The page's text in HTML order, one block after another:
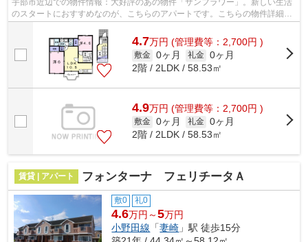
宇部市近辺での物件情報：大好評のあの物件「サンフラワー」。新しい生活
のスタートにおすすめなのが、こちらのアパートです。こちらの物件詳細に
つきましては、お気軽にご連絡下さい...
4.7万円 (管理費等：2,700円 )
敷金 0ヶ月 礼金 0ヶ月
2階 / 2LDK / 58.53㎡
4.9万円 (管理費等：2,700円 )
敷金 0ヶ月 礼金 0ヶ月
2階 / 2LDK / 58.53㎡
賃貸 | アパート フォンターナ フェリチータＡ
敷0 礼0
4.6万円～5万円
小野田線 「妻崎 」駅 徒歩15分